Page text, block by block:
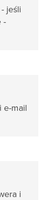
jeśli
-
e-mail
i